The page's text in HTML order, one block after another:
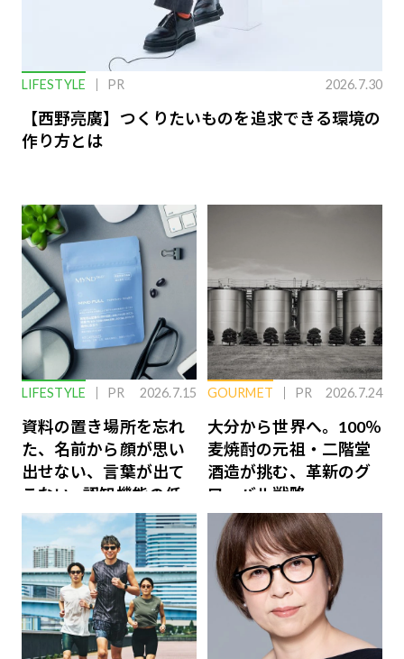
LIFESTYLE PR 2026.7.30
【西野亮廣】つくりたいものを追求できる環境の
作り方とは
LIFESTYLE PR 2026.7.15
資料の置き場所を忘れ
た、名前から顔が思い
出せない、言葉が出て
こない…認知機能の低
下を救う、脳のインナ
ーケアとは
GOURMET PR 2026.7.24
大分から世界へ。100％
麦焼酎の元祖・二階堂
酒造が挑む、革新のグ
ローバル戦略